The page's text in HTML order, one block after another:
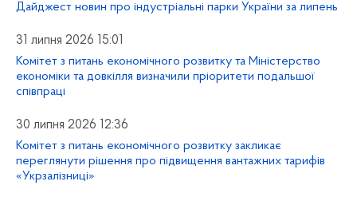
Дайджест новин про індустріальні парки України за липень
31 липня 2026 15:01
Комітет з питань економічного розвитку та Міністерство
економіки та довкілля визначили пріоритети подальшої
співпраці
30 липня 2026 12:36
Комітет з питань економічного розвитку закликає
переглянути рішення про підвищення вантажних тарифів
«Укрзалізниці»